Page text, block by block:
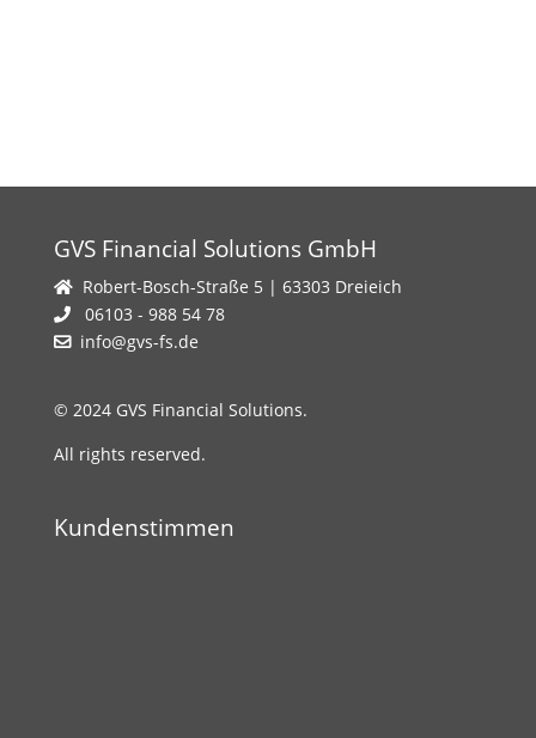
GVS Financial Solutions GmbH
Robert-Bosch-Straße 5 | 63303 Dreieich
06103 - 988 54 78
info@gvs-fs.de
© 2024 GVS Financial Solutions.
All rights reserved.
Kundenstimmen